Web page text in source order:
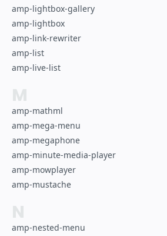
amp-lightbox-gallery
amp-lightbox
amp-link-rewriter
amp-list
amp-live-list
M
amp-mathml
amp-mega-menu
amp-megaphone
amp-minute-media-player
amp-mowplayer
amp-mustache
N
amp-nested-menu